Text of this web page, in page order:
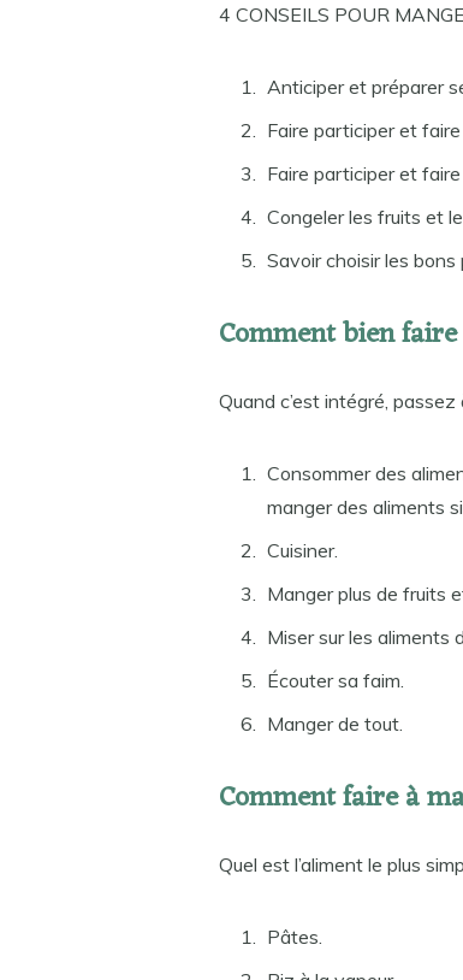
4 CONSEILS POUR
Anticiper et préparer
Faire participer et faire
Faire participer et faire
Congeler les fruits et
Savoir choisir les bons
Comment bien
Quand c’est intégré, passez
Consommer des
manger des aliments
Cuisiner.
Manger plus de fruits
Miser sur les aliments
Écouter sa faim.
Manger de tout.
Comment faire à
Quel est l’aliment le plus
Pâtes.